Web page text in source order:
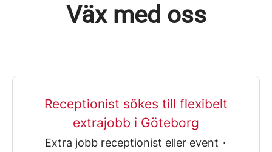
Väx med oss
Receptionist sökes till flexibelt
extrajobb i Göteborg
Extra jobb receptionist eller event ·